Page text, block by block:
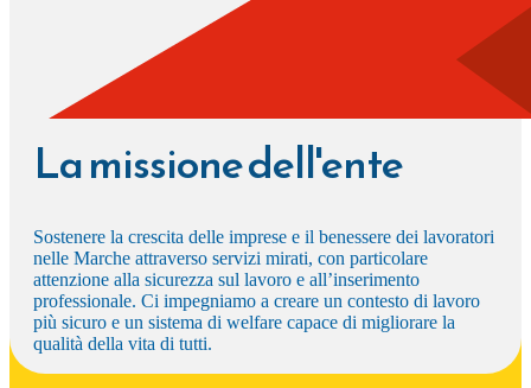
La missione dell'ente
Sostenere la crescita delle imprese e il benessere dei lavoratori
nelle Marche attraverso servizi mirati, con particolare
attenzione alla sicurezza sul lavoro e all’inserimento
professionale. Ci impegniamo a creare un contesto di lavoro
più sicuro e un sistema di welfare capace di migliorare la
qualità della vita di tutti.